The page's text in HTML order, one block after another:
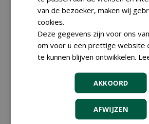
Chauffeur
landbouwmachines
zaden Nederland
06-08-2026, Ven-Zelderheide
Kasmedewerker
DSV zaden
06-08-2026, Ven-Zelderheide
Allround
van de bezoeker, maken wij
cookies.
Deze gegevens zijn voor ons
om voor u een prettige website
te kunnen blijven ontwikkelen.
AKKOORD
AFWIJZEN